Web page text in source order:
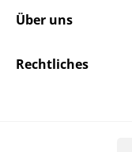
Über uns
Rechtliches